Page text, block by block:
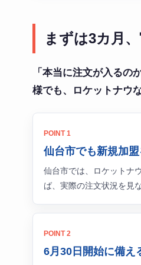
まずは3カ月
「本当に注文が入る
様でも、ロケットナウ
POINT 1
仙台市でも新規加
仙台市では、ロケットナ
ば、実際の注文状況を見
POINT 2
6月30日開始に備え